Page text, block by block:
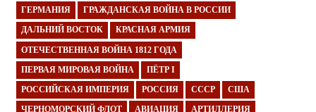
ГЕРМАНИЯ ГРАЖДАНСКАЯ ВОЙНА В РОССИИ
ДАЛЬНИЙ ВОСТОК КРАСНАЯ АРМИЯ
ОТЕЧЕСТВЕННАЯ ВОЙНА 1812 ГОДА
ПЕРВАЯ МИРОВАЯ ВОЙНА ПЁТР I
РОССИЙСКАЯ ИМПЕРИЯ РОССИЯ СССР США
ЧЕРНОМОРСКИЙ ФЛОТ АВИАЦИЯ АРТИЛЛЕРИЯ